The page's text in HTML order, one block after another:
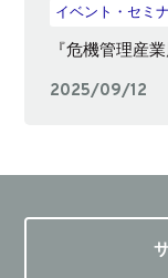
イベント・セミ
『危機管理産
2025/09/12